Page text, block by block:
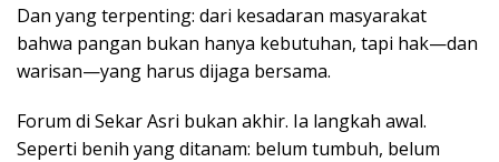
Dan yang terpenting: dari kesadaran masyarakat
bahwa pangan bukan hanya kebutuhan, tapi hak—dan
warisan—yang harus dijaga bersama.
Forum di Sekar Asri bukan akhir. Ia langkah awal.
Seperti benih yang ditanam: belum tumbuh, belum